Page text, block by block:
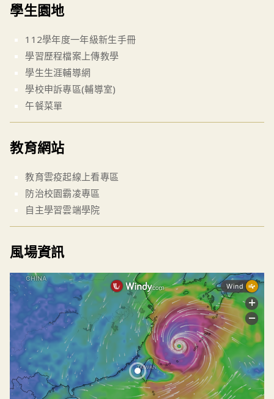
學生園地
112學年度一年級新生手冊
學習歷程檔案上傳教學
學生生涯輔導網
學校申訴專區(輔導室)
午餐菜單
教育網站
教育雲疫起線上看專區
防治校園霸凌專區
自主學習雲端學院
風場資訊